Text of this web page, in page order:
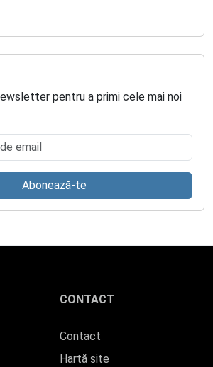
pentru a primi cele mai noi
email
Abonează-te
CONTACT
Contact
Hartă site